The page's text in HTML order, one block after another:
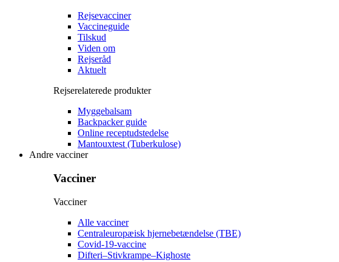
Rejsevacciner
Vaccineguide
Tilskud
Viden om
Rejseråd
Aktuelt
Rejserelaterede produkter
Myggebalsam
Backpacker guide
Online receptudstedelse
Mantouxtest (Tuberkulose)
Andre vacciner
Vacciner
Vacciner
Alle vacciner
Centraleuropæisk hjernebetændelse (TBE)
Covid-19-vaccine
Difteri–Stivkrampe–Kighoste